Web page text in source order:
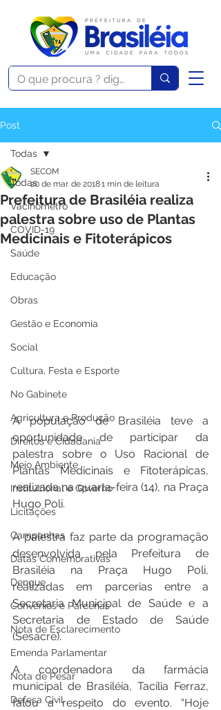
Post
Todas
Vacinômetro
COVID-19
Saúde
Educação
Obras
Gestão e Economia
Social
Cultura, Festa e Esporte
No Gabinete
Agricultura e Produção
Direitos e Cidadania
Meio Ambiente
Institucional e Governo
Licitações
Campanhas
Datas Comemorativas
Dengue
Convênios e Parcerias
Nota de Esclarecimento
Emenda Parlamentar
Nota de Pesar
Defesa Civil
Todas
Prefeitura de Brasiléia realiza
palestra sobre uso de Plantas
Medicinais e Fitoterápicos
SECOM
20 de mar. de 20181 min de leitura
A população de Brasiléia teve a
oportunidade de participar da
palestra sobre o Uso Racional de
Plantas Medicinais e Fitoterápicas,
realizada na quarta-feira (14), na Praça
Hugo Poli.
A palestra faz parte da programação
desenvolvida pela Prefeitura de
Brasiléia na Praça Hugo Poli,
realizadas em parcerias entre a
Secretaria Municipal de Saúde e a
Secretaria de Estado de Saúde
(Sesacre).
A coordenadora da farmácia
municipal de Brasiléia, Tacília Ferraz,
falou a respeito do evento. “Hoje